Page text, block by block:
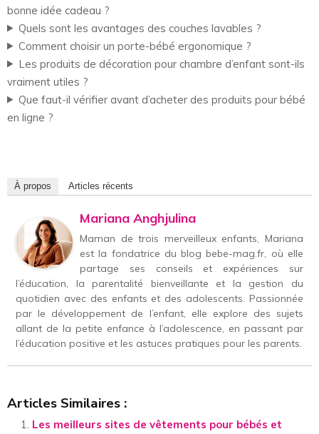
bonne idée cadeau ?
Quels sont les avantages des couches lavables ?
Comment choisir un porte-bébé ergonomique ?
Les produits de décoration pour chambre d’enfant sont-ils
vraiment utiles ?
Que faut-il vérifier avant d’acheter des produits pour bébé
en ligne ?
À propos Articles récents
Mariana Anghjulina
Maman de trois merveilleux enfants, Mariana
est la fondatrice du blog bebe-mag.fr, où elle
partage ses conseils et expériences sur
l’éducation, la parentalité bienveillante et la gestion du
quotidien avec des enfants et des adolescents. Passionnée
par le développement de l’enfant, elle explore des sujets
allant de la petite enfance à l’adolescence, en passant par
l’éducation positive et les astuces pratiques pour les parents.
Articles Similaires :
Les meilleurs sites de vêtements pour bébés et